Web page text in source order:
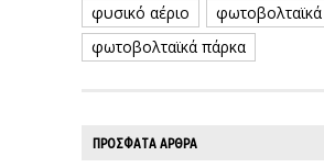
φυσικό αέριο
φωτοβολταϊκά
φωτοβολταϊκά πάρκα
ΠΡΟΣΦΑΤΑ ΑΡΘΡΑ